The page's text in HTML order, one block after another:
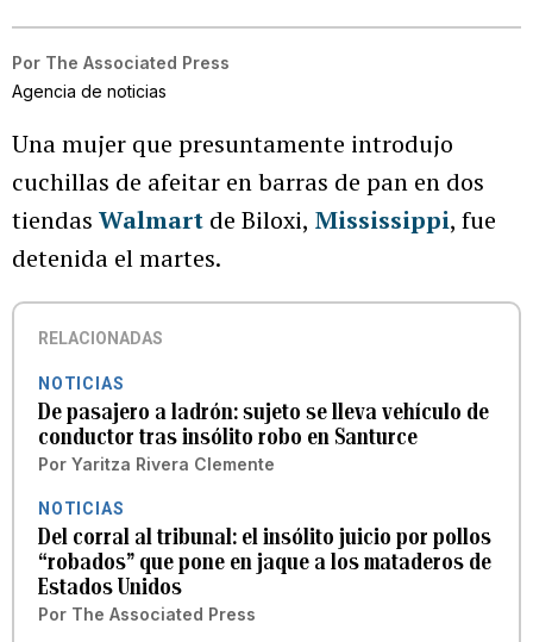
Por The Associated Press
Agencia de noticias
Una mujer que presuntamente introdujo
cuchillas de afeitar en barras de pan en dos
tiendas Walmart de Biloxi, Mississippi, fue
detenida el martes.
RELACIONADAS
NOTICIAS
De pasajero a ladrón: sujeto se lleva vehículo de
conductor tras insólito robo en Santurce
Por Yaritza Rivera Clemente
NOTICIAS
Del corral al tribunal: el insólito juicio por pollos
“robados” que pone en jaque a los mataderos de
Estados Unidos
Por The Associated Press